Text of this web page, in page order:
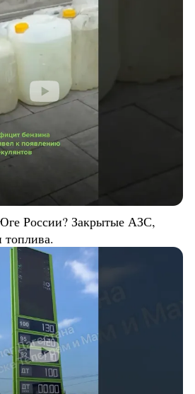
России? Закрытые АЗС,